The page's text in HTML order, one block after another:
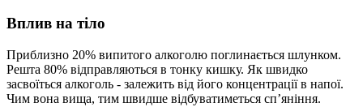
Вплив на тіло
Приблизно 20% випитого алкоголю поглинається шлунком.
Решта 80% відправляються в тонку кишку. Як швидко
засвоїться алкоголь - залежить від його концентрації в напої.
Чим вона вища, тим швидше відбуватиметься сп’яніння.